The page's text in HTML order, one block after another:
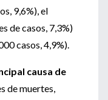
9,6%), el
de casos, 7,3%)
casos, 4,9%).
causa de
de muertes,